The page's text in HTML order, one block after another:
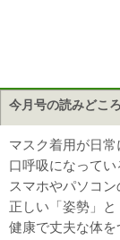
今月号の読みどころ
マスク着用が日常
口呼吸になってい
スマホやパソコ
正しい「姿勢」と
健康で丈夫な体を